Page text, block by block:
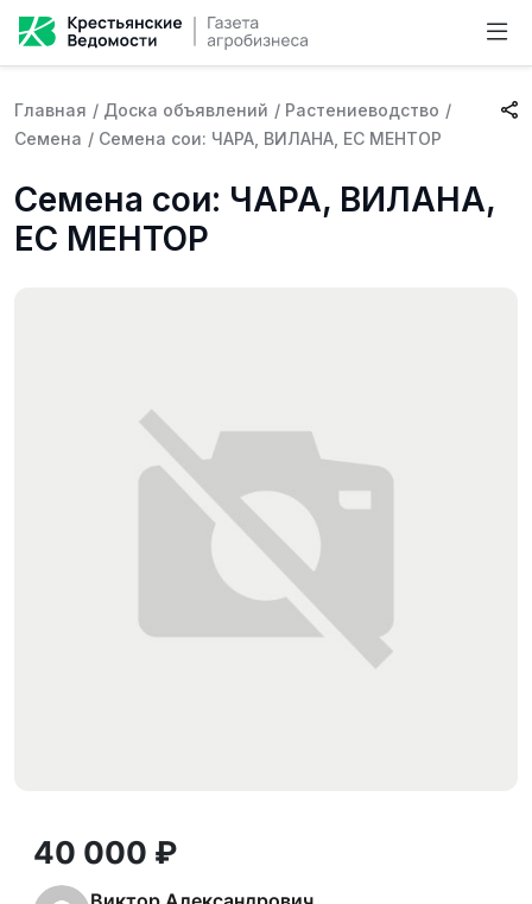
Главная / Доска объявлений / Растениеводство /
Семена / Семена сои: ЧАРА, ВИЛАНА, ЕС МЕНТОР
Семена сои: ЧАРА, ВИЛАНА,
ЕС МЕНТОР
40 000 ₽